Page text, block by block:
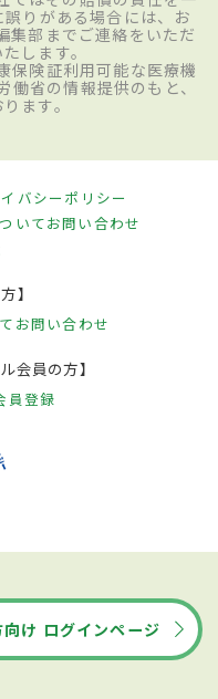
りがある場合には、お
集部までご連絡をいただ
します。
保険証利用可能な医療機
省の情報提供のもと、
ます。
バシーポリシー
いてお問い合わせ
】
お問い合わせ
会員の方】
員登録
け ログインページ